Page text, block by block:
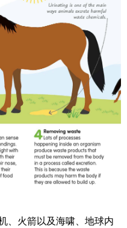
、火箭以及海啸、地球内